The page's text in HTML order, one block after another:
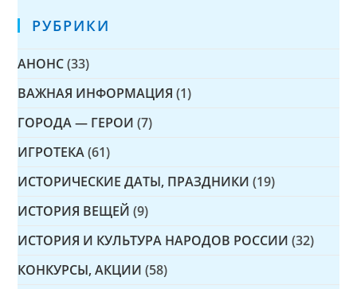
РУБРИКИ
АНОНС (33)
ВАЖНАЯ ИНФОРМАЦИЯ (1)
ГОРОДА — ГЕРОИ (7)
ИГРОТЕКА (61)
ИСТОРИЧЕСКИЕ ДАТЫ, ПРАЗДНИКИ (19)
ИСТОРИЯ ВЕЩЕЙ (9)
ИСТОРИЯ И КУЛЬТУРА НАРОДОВ РОССИИ (32)
КОНКУРСЫ, АКЦИИ (58)